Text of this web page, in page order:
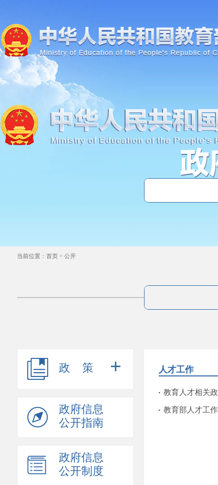
当前位置： 首页 > 公开
政策 +
政府信息
公开指南
政府信息
公开制度
人才工作
教育人才相关
教育部人才工